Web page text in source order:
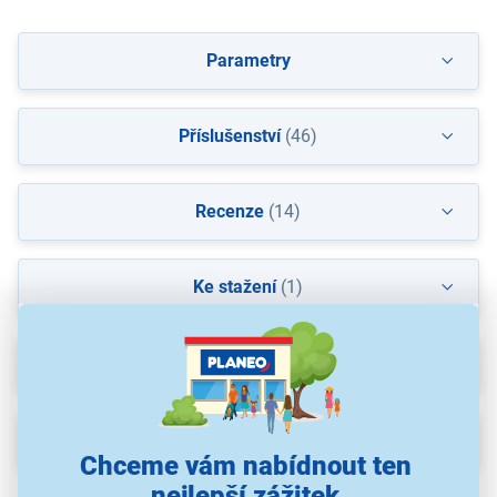
Chceme vám nabídnout ten
Popis
Parametry
Příslušenství(46)
Recenze (14)
Ke stažení(1)
Výhodné sety